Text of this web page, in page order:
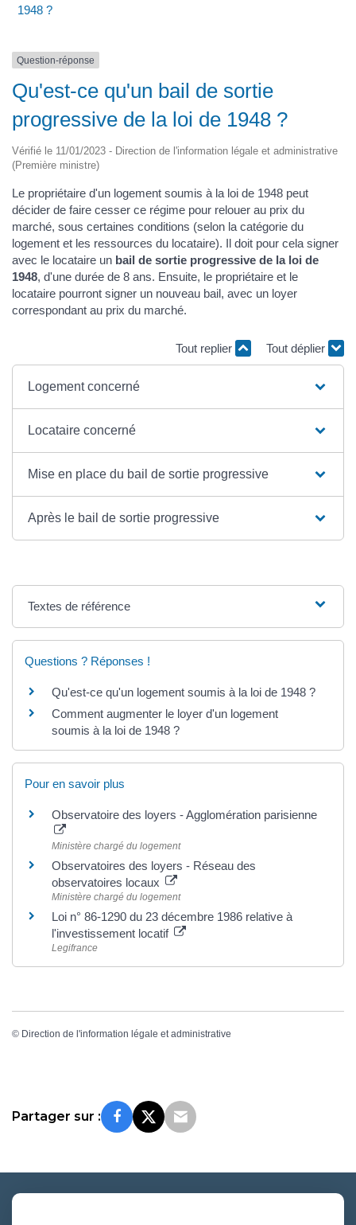
1948 ?
Question-réponse
Qu'est-ce qu'un bail de sortie
progressive de la loi de 1948 ?
Vérifié le 11/01/2023 - Direction de l'information légale et administrative
(Première ministre)
Le propriétaire d'un logement soumis à la loi de 1948 peut
décider de faire cesser ce régime pour relouer au prix du
marché, sous certaines conditions (selon la catégorie du
logement et les ressources du locataire). Il doit pour cela signer
avec le locataire un bail de sortie progressive de la loi de
1948, d'une durée de 8 ans. Ensuite, le propriétaire et le
locataire pourront signer un nouveau bail, avec un loyer
correspondant au prix du marché.
Tout replier Tout déplier
Logement concerné
Locataire concerné
Mise en place du bail de sortie progressive
Après le bail de sortie progressive
Textes de référence
Questions ? Réponses !
Qu'est-ce qu'un logement soumis à la loi de 1948 ?
Comment augmenter le loyer d'un logement
soumis à la loi de 1948 ?
Pour en savoir plus
Observatoire des loyers - Agglomération parisienne
Ministère chargé du logement
Observatoires des loyers - Réseau des
observatoires locaux
Ministère chargé du logement
Loi n° 86-1290 du 23 décembre 1986 relative à
l'investissement locatif
Legifrance
© Direction de l'information légale et administrative
Partager sur :